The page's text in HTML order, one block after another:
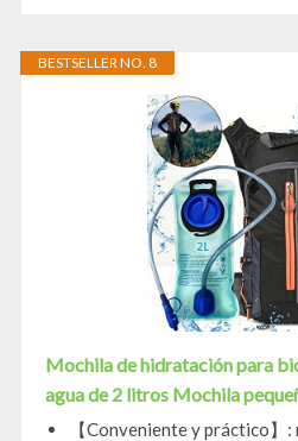
BESTSELLER NO. 8
Mochila de hidratación para
agua de 2 litros Mochila
【Conveniente y práctico】